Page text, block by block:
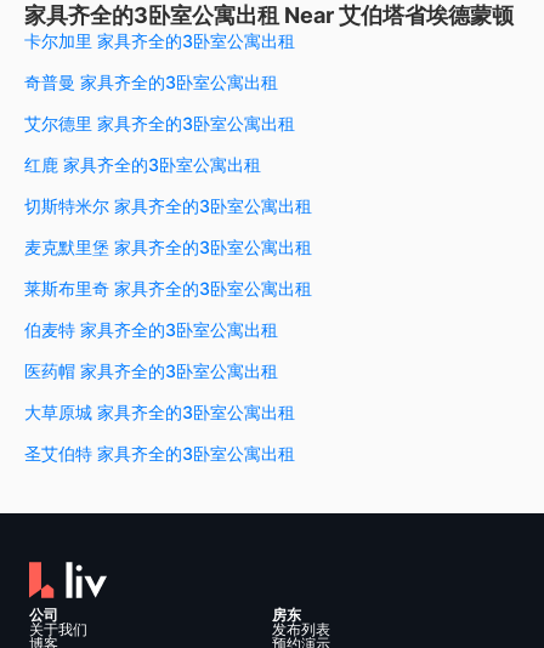
家具齐全的3卧室公寓出租 Near 艾伯塔省埃德蒙顿
卡尔加里 家具齐全的3卧室公寓出租
奇普曼 家具齐全的3卧室公寓出租
艾尔德里 家具齐全的3卧室公寓出租
红鹿 家具齐全的3卧室公寓出租
切斯特米尔 家具齐全的3卧室公寓出租
麦克默里堡 家具齐全的3卧室公寓出租
莱斯布里奇 家具齐全的3卧室公寓出租
伯麦特 家具齐全的3卧室公寓出租
医药帽 家具齐全的3卧室公寓出租
大草原城 家具齐全的3卧室公寓出租
圣艾伯特 家具齐全的3卧室公寓出租
公司
关于我们
博客
房东
发布列表
预约演示